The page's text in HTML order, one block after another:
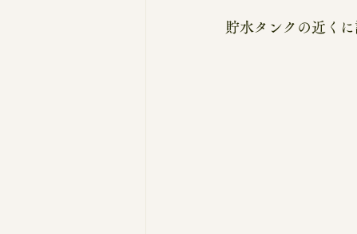
ボランティア 支援募集
貯水タンクの近く